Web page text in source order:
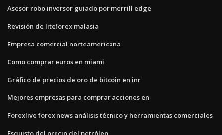
Asesor robo inversor guiado por merrill edge
Revisión de liteforex malasia
Empresa comercial norteamericana
Como comprar euros en miami
Gráfico de precios de oro de bitcoin en inr
Mejores empresas para comprar acciones en
Forexlive forex news análisis técnico y herramientas comerciales
Esquisto del precio del petróleo